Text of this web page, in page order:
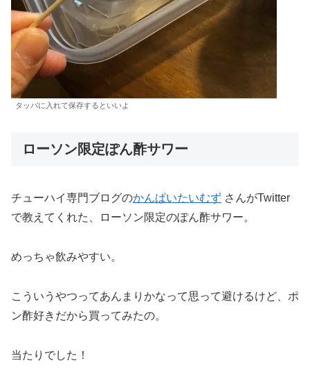
タッパに入れて保存するといいよ
ローソン限定ぽん酢サワー
チューハイ専門ブログのかんぱいたいむず さんがTwitter
で教えてくれた、ローソン限定のぽん酢サワー。
めっちゃ飲みやすい。
こういうやつってあんまりかなって思って避けるけど、ポ
ン酢好きだから買ってみたの。
当たりでした！